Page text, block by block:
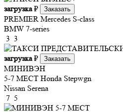
загрузка₽ Заказать
PREMIER Mercedes S-class
BMW 7-series
3 3
загрузка₽ Заказать
МИНИВЭН
5-7 МЕСТ Honda Stepwgn
Nissan Serena
7 5